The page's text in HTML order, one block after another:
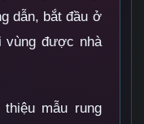
dẫn, bắt đầu ở
vùng được nhà
thiệu mẫu rung